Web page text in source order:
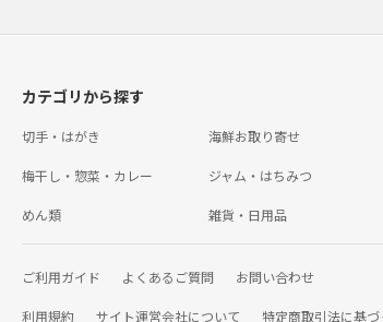
カテゴリから探す
切手・はがき 海鮮お取り寄せ
梅干し・惣菜・カレー ジャム・はちみつ
めん類 雑貨・日用品
ご利用ガイド よくあるご質問 お問い合わせ
利用規約 サイト運営会社について 特定商取引法に基